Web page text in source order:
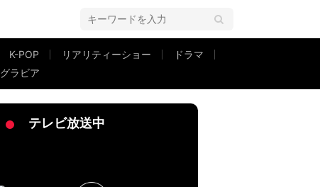
K-POP リアリティーショー
ドラマ
グラビア
たかと思った」と呆れ顔
テレビ放送中